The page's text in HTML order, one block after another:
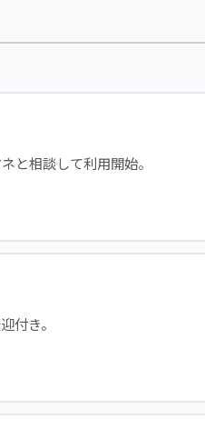
と相談して利用開始。
付き。